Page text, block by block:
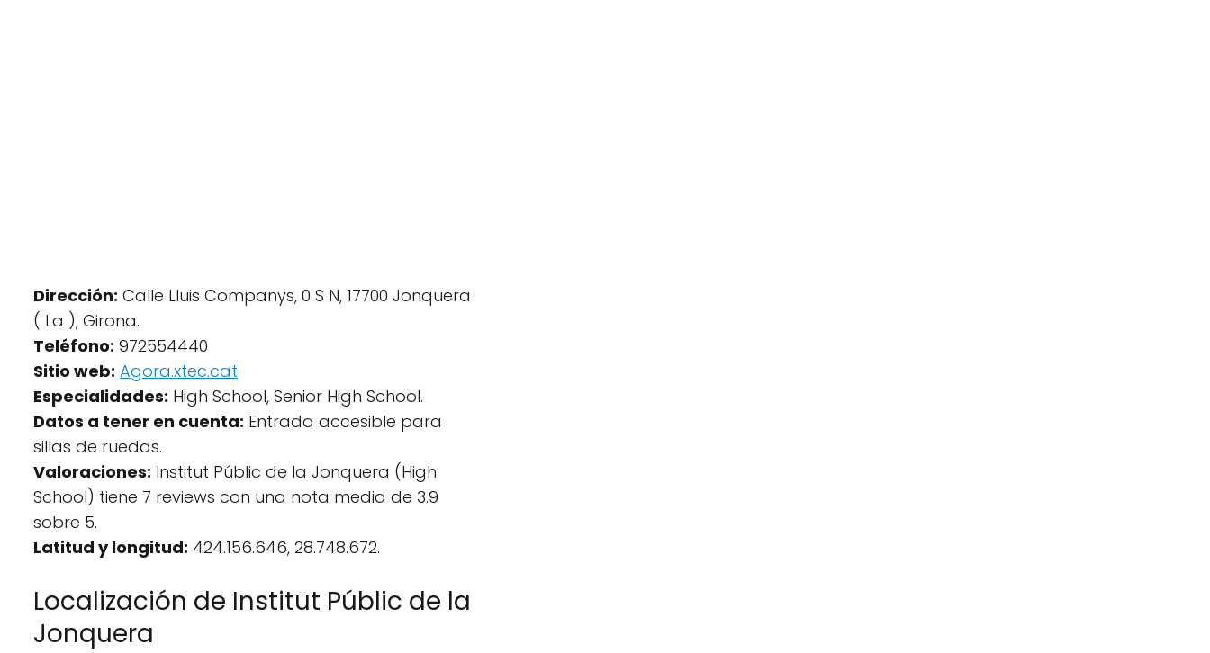
Dirección: Calle Lluis Companys, 0 S N, 17700 Jonquera
( La ), Girona.
Teléfono: 972554440
Sitio web: Agora.xtec.cat
Especialidades: High School, Senior High School.
Datos a tener en cuenta: Entrada accesible para
sillas de ruedas.
Valoraciones: Institut Públic de la Jonquera (High
School) tiene 7 reviews con una nota media de 3.9
sobre 5.
Latitud y longitud: 424.156.646, 28.748.672.
Localización de Institut Públic de la
Jonquera